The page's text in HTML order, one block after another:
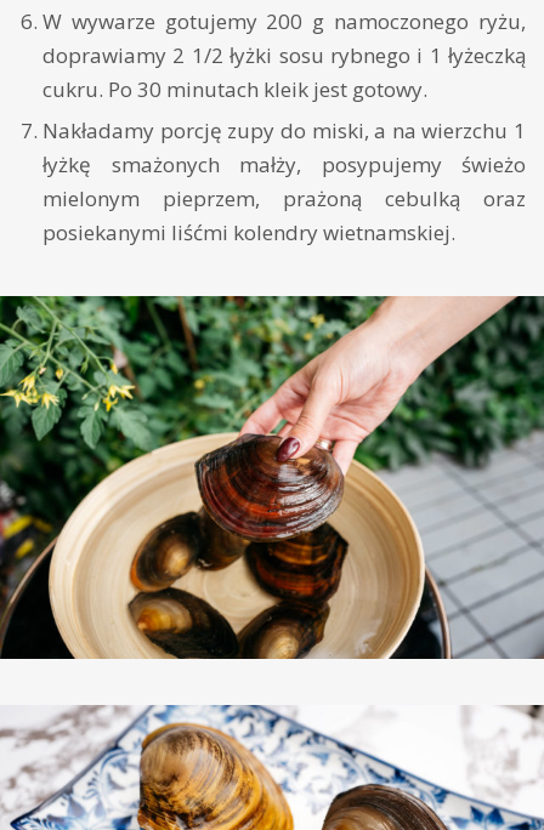
W wywarze gotujemy 200 g namoczonego ryżu,
doprawiamy 2 1/2 łyżki sosu rybnego i 1 łyżeczką
cukru. Po 30 minutach kleik jest gotowy.
Nakładamy porcję zupy do miski, a na wierzchu 1
łyżkę smażonych małży, posypujemy świeżo
mielonym pieprzem, prażoną cebulką oraz
posiekanymi liśćmi kolendry wietnamskiej.